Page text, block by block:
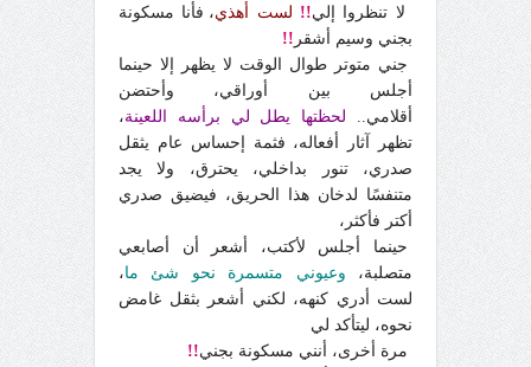
لا تنظروا إلي!! لست أهذي، فأنا مسكونة
بجني وسيم أشقر !!
جني متوتر طوال الوقت لا يظهر إلا حينما
أجلس بين أوراقي، وأحتضن
أقلامي.. لحظتها يطل لي برأسه اللعينة،
تظهر آثار أفعاله، فثمة إحساس عام يثقل
صدري، تنور بداخلي، يحترق، ولا يجد
متنفسًا لدخان هذا الحريق، فيضيق صدري
أكتر فأكثر،
حينما أجلس لأكتب، أشعر أن أصابعي
متصلبة، وعيوني متسمرة نحو شئ ما،
لست أدري كنهه، لكني أشعر بثقل غامض
نحوه، ليتأكد لي
مرة أخرى، أنني مسكونة بجني!!